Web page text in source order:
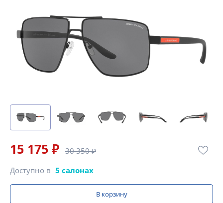
15 175 ₽ 30 350 ₽
Доступно в 5 салонах
В корзину